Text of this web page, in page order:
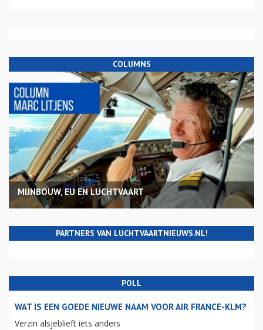
COLUMNS
MIJNBOUW, EU EN LUCHTVAART
PARTNERS VAN LUCHTVAARTNIEUWS.NL!
POLL
WAT IS EEN GOEDE NIEUWE NAAM VOOR AIR FRANCE-KLM?
Verzin alsjeblieft iets anders